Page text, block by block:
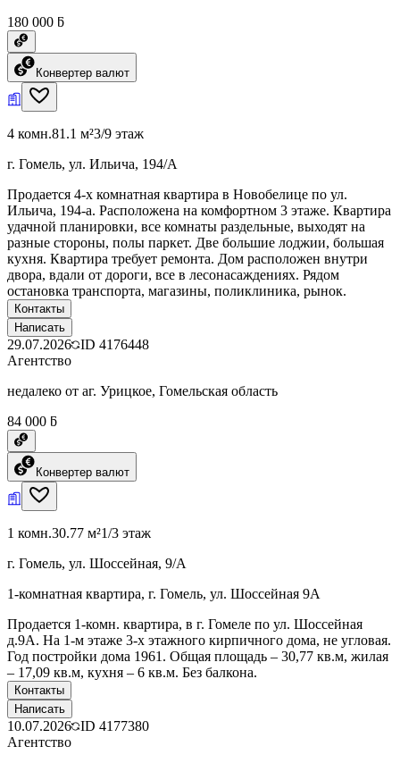
180 000 ƃ
Конвертер валют
4 комн.81.1 м²3/9 этаж
г. Гомель, ул. Ильича, 194/А
Продается 4-х комнатная квартира в Новобелице по ул.
Ильича, 194-а. Расположена на комфортном 3 этаже. Квартира
удачной планировки, все комнаты раздельные, выходят на
разные стороны, полы паркет. Две большие лоджии, большая
кухня. Квартира требует ремонта. Дом расположен внутри
двора, вдали от дороги, все в лесонасаждениях. Рядом
остановка транспорта, магазины, поликлиника, рынок.
Контакты
Написать
29.07.2026 ID 4176448
Агентство
недалеко от аг. Урицкое, Гомельская область
84 000 ƃ
Конвертер валют
1 комн.30.77 м²1/3 этаж
г. Гомель, ул. Шоссейная, 9/А
1-комнатная квартира, г. Гомель, ул. Шоссейная 9А
Продается 1-комн. квартира, в г. Гомеле по ул. Шоссейная
д.9А. На 1-м этаже 3-х этажного кирпичного дома, не угловая.
Год постройки дома 1961. Общая площадь – 30,77 кв.м, жилая
– 17,09 кв.м, кухня – 6 кв.м. Без балкона.
Контакты
Написать
10.07.2026 ID 4177380
Агентство